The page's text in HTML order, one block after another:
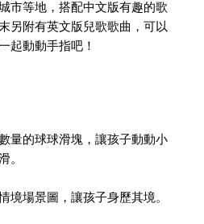
市等地，搭配中文版有趣的歌
另附有英文版兒歌歌曲，可以
起動動手指吧！
量的球球滑塊，讓孩子動動小
。
境場景圖，讓孩子身歷其境。